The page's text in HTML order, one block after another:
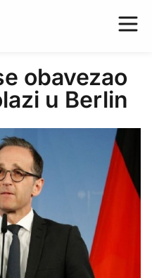
obavezao
u Berlin